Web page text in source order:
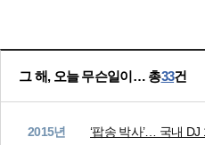
그 해, 오늘 무슨일이… 총33건
2015년 ‘팝송 박사’… 국내